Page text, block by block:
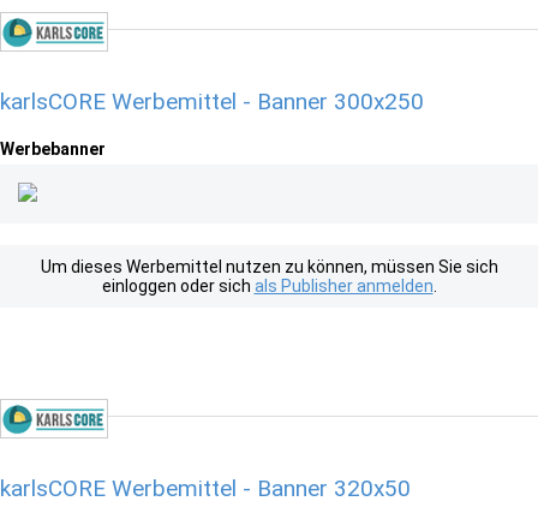
karlsCORE Werbemittel - Banner 300x250
Werbebanner
Um dieses Werbemittel nutzen zu können, müssen Sie sich
einloggen oder sich als Publisher anmelden
karlsCORE Werbemittel - Banner 320x50